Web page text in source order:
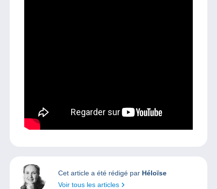
Cet article a été rédigé par Héloïse
Voir tous les articles